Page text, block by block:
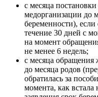
с месяца
медорганизации до
беременности), если
течение 30 дней с
на момент
не менее 6 недель;
с месяца
до месяца родов
обратилась за
момента, как